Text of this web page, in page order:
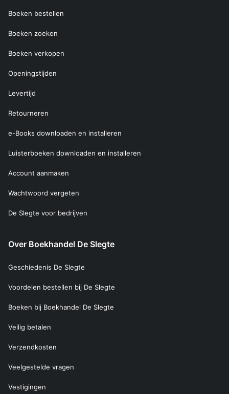
Boeken bestellen
Boeken zoeken
Boeken verkopen
Openingstijden
Levertijd
Retourneren
e-Books downloaden en installeren
Luisterboeken downloaden en installeren
Account aanmaken
Wachtwoord vergeten
De Slegte voor bedrijven
Over Boekhandel De Slegte
Geschiedenis De Slegte
Voordelen bestellen bij De Slegte
Boeken bij Boekhandel De Slegte
Veilig betalen
Verzendkosten
Veelgestelde vragen
Vestigingen